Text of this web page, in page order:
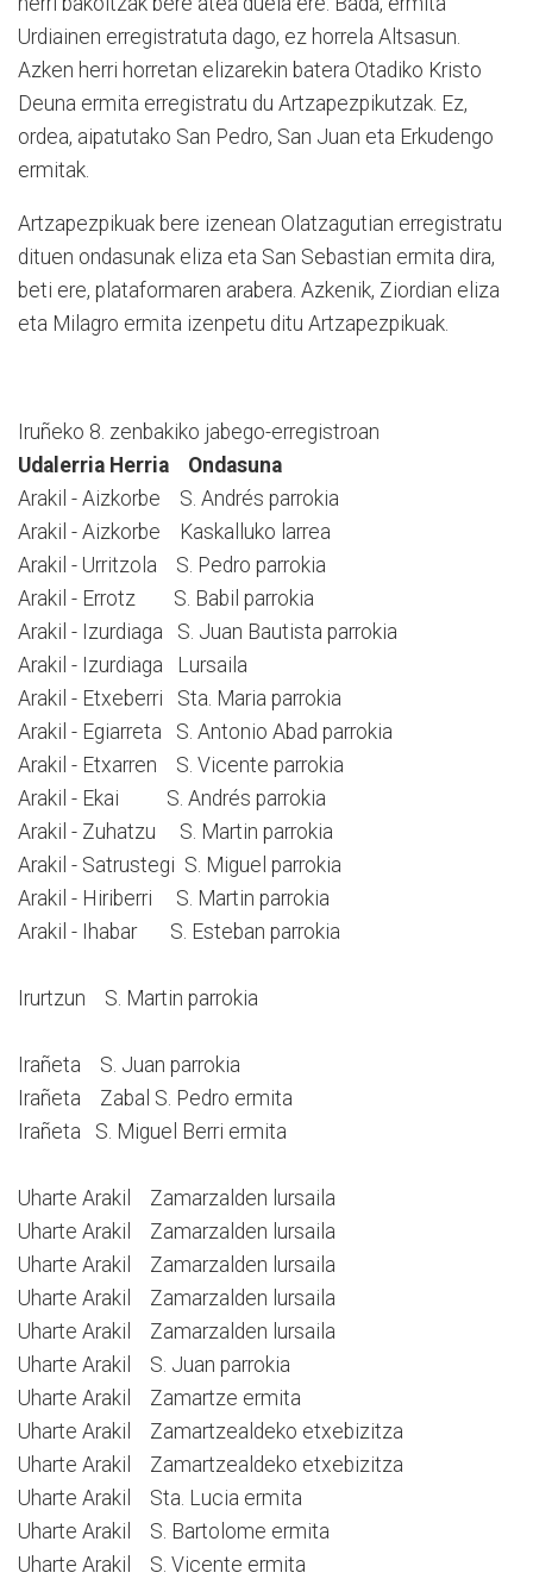
Urdiainen erregistratuta dago, ez horrela Altsasun.
Azken herri horretan elizarekin batera Otadiko Kristo
Deuna ermita erregistratu du Artzapezpikutzak. Ez,
ordea, aipatutako San Pedro, San Juan eta Erkudengo
ermitak.
Artzapezpikuak bere izenean Olatzagutian erregistratu
dituen ondasunak eliza eta San Sebastian ermita dira,
beti ere, plataformaren arabera. Azkenik, Ziordian eliza
eta Milagro ermita izenpetu ditu Artzapezpikuak.
Iruñeko 8. zenbakiko jabego-erregistroan
Udalerria Herria Ondasuna
Arakil - Aizkorbe S. Andrés parrokia
Arakil - Aizkorbe Kaskalluko larrea
Arakil - Urritzola S. Pedro parrokia
Arakil - Errotz S. Babil parrokia
Arakil - Izurdiaga S. Juan Bautista parrokia
Arakil - Izurdiaga Lursaila
Arakil - Etxeberri Sta. Maria parrokia
Arakil - Egiarreta S. Antonio Abad parrokia
Arakil - Etxarren S. Vicente parrokia
Arakil - Ekai S. Andrés parrokia
Arakil - Zuhatzu S. Martin parrokia
Arakil - Satrustegi S. Miguel parrokia
Arakil - Hiriberri S. Martin parrokia
Arakil - Ihabar S. Esteban parrokia
Irurtzun S. Martin parrokia
Irañeta S. Juan parrokia
Irañeta Zabal S. Pedro ermita
Irañeta S. Miguel Berri ermita
Uharte Arakil Zamarzalden lursaila
Uharte Arakil Zamarzalden lursaila
Uharte Arakil Zamarzalden lursaila
Uharte Arakil Zamarzalden lursaila
Uharte Arakil Zamarzalden lursaila
Uharte Arakil S. Juan parrokia
Uharte Arakil Zamartze ermita
Uharte Arakil Zamartzealdeko etxebizitza
Uharte Arakil Zamartzealdeko etxebizitza
Uharte Arakil Sta. Lucia ermita
Uharte Arakil S. Bartolome ermita
Uharte Arakil S. Vicente ermita